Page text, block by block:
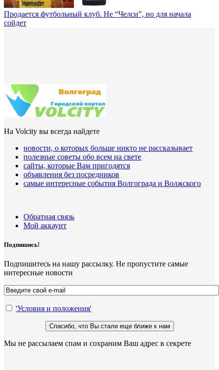
Продается футбольный клуб. Не “Челси”, но для начала
сойдет
На Volcity вы всегда найдете
новости, о которых больше никто не рассказывает
полезные советы обо всем на свете
сайты, которые Вам пригодятся
объявления без посредников
самые интересные события Волгограда и Волжского
Обратная связь
Мой аккаунт
Подпишись!
Подпишитесь на нашу рассылку. Не пропустите самые
интересные новости
'Условия и положения'
Мы не рассылаем спам и сохраним Ваш адрес в секрете